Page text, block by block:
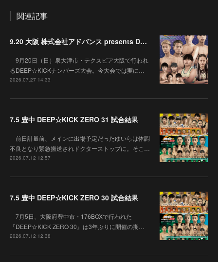
関連記事
9.20 大阪 株式会社アドバンス presents DEEP☆KICK 79･80 7月の準決勝を勝ち抜いた6名による-53kg･-65kg･QUEEN-46kgと3つの王座決定戦の開催が決定！
9月20日（日）泉大津市・テクスピア大阪で行われ
るDEEP☆KICKナンバーズ大会。今大会では実に…
2026.07.27 14:33
7.5 豊中 DEEP☆KICK ZERO 31 試合結果
前日計量前、メインに出場予定だったゆいらは体調
不良となり緊急搬送されドクターストップに。そこ…
2026.07.12 12:57
7.5 豊中 DEEP☆KICK ZERO 30 試合結果
7月5日、大阪府豊中市・176BOXで行われた
『DEEP☆KICK ZERO 30』は3年ぶりに開催の期…
2026.07.12 12:38